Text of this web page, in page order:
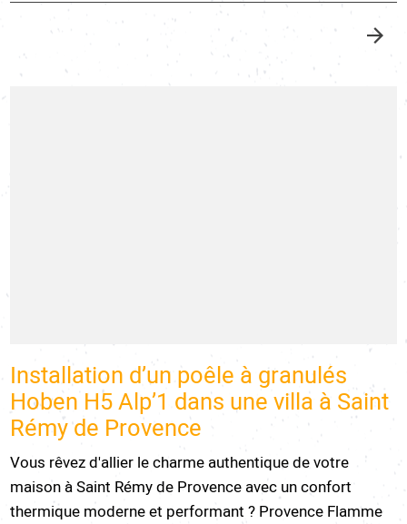
Installation d’un poêle à granulés
Hoben H5 Alp’1 dans une villa à Saint
Rémy de Provence
Vous rêvez d'allier le charme authentique de votre
maison à Saint Rémy de Provence avec un confort
thermique moderne et performant ? Provence Flamme